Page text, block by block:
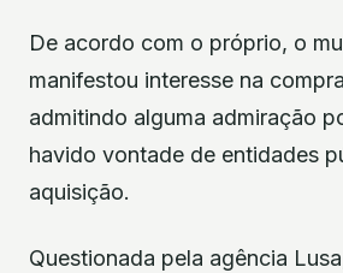
De acordo com o próprio, o
manifestou interesse na
admitindo alguma admiração
havido vontade de entidades
aquisição.
Questionada pela agência